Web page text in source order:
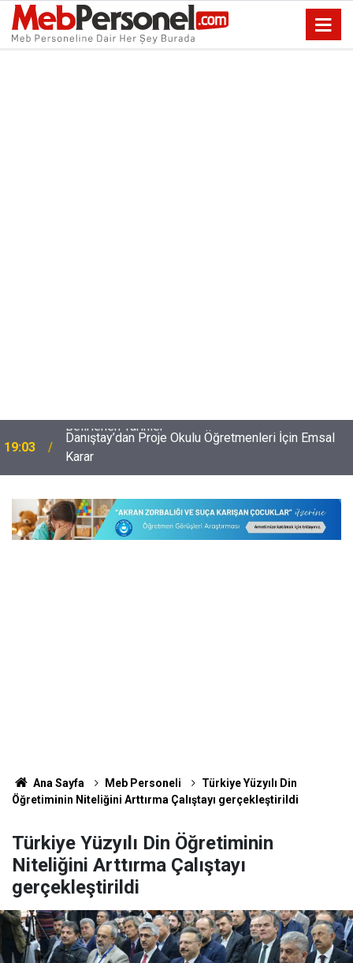
19:03
Danıştay’dan Proje Okulu Öğretmenleri İçin Emsal
Karar
Ana Sayfa Meb Personeli
Türkiye Yüzyılı Din
Öğretiminin Niteliğini Arttırma Çalıştayı gerçekleştirildi
Türkiye Yüzyılı Din Öğretiminin
Niteliğini Arttırma Çalıştayı
gerçekleştirildi